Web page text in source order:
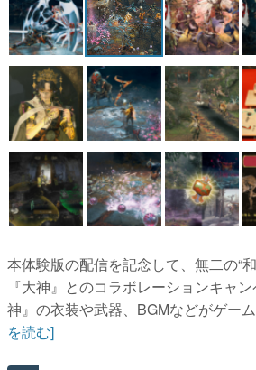
その他
電ファミニコゲーマーとは？
運営：株式会社マレ
本体験版の配信を記念して、無二の“
『大神』とのコラボレーションキャ
神』の衣装や武器、BGMなどがゲー
を読む]